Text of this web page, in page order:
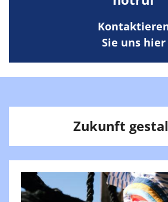
Sie uns hier
Zukunft